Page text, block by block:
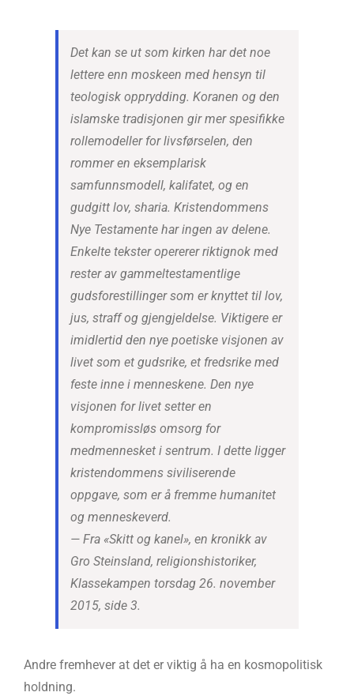
Det kan se ut som kirken har det noe
lettere enn moskeen med hensyn til
teologisk opprydding. Koranen og den
islamske tradisjonen gir mer spesifikke
rollemodeller for livsførselen, den
rommer en eksemplarisk
samfunnsmodell, kalifatet, og en
gudgitt lov, sharia. Kristendommens
Nye Testamente har ingen av delene.
Enkelte tekster opererer riktignok med
rester av gammeltestamentlige
gudsforestillinger som er knyttet til lov,
jus, straff og gjengjeldelse. Viktigere er
imidlertid den nye poetiske visjonen av
livet som et gudsrike, et fredsrike med
feste inne i menneskene. Den nye
visjonen for livet setter en
kompromissløs omsorg for
medmennesket i sentrum. I dette ligger
kristendommens siviliserende
oppgave, som er å fremme humanitet
og menneskeverd.
— Fra «Skitt og kanel», en kronikk av
Gro Steinsland, religionshistoriker,
Klassekampen torsdag 26. november
2015, side 3.
Andre fremhever at det er viktig å ha en kosmopolitisk
holdning.